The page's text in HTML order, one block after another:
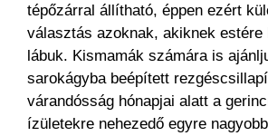
tépőzárral állítható, éppen ezért
választás azoknak, akiknek estére
lábuk. Kismamák számára is
sarokágyba beépített
várandósság hónapjai alatt a
ízületekre nehezedő egyre